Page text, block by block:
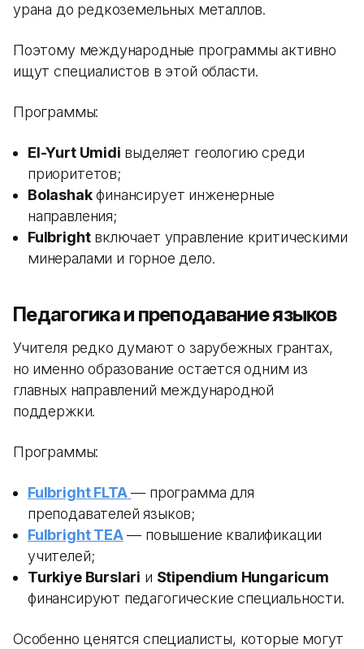
урана до редкоземельных металлов.
Поэтому международные программы активно
ищут специалистов в этой области.
Программы:
El-Yurt Umidi выделяет геологию среди
приоритетов;
Bolashakфинансирует инженерные
направления;
Fulbrightвключает управление критическими
минералами и горное дело.
Педагогика и преподавание языков
Учителя редко думают о зарубежных грантах,
но именно образование остается одним из
главных направлений международной
поддержки.
Программы:
Fulbright FLTA — программа для
преподавателей языков;
Fulbright TEA— повышение квалификации
учителей;
Turkiye Burslari и Stipendium Hungaricum
финансируют педагогические специальности.
Особенно ценятся специалисты, которые могут